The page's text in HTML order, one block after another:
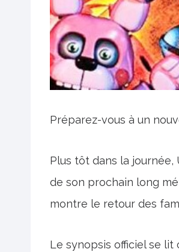
Préparez-vous à un
Plus tôt dans la
de son prochain long
montre le retour des
Le synopsis officiel se lit